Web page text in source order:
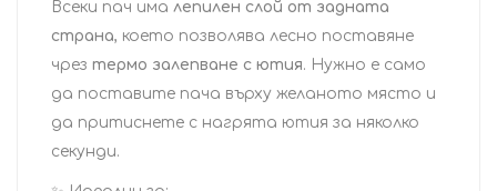
Всеки пач има лепилен слой от задната
страна, което позволява лесно поставяне
чрез термо залепване с ютия. Нужно е само
да поставите пача върху желаното място и
да притиснете с нагрята ютия за няколко
секунди.